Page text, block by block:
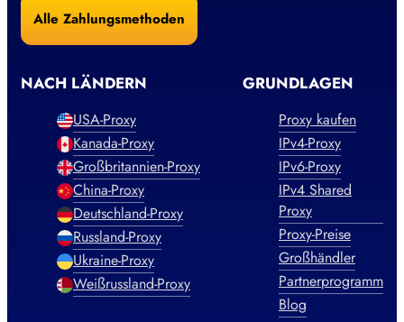
Alle Zahlungsmethoden
NACH LÄNDERN
USA-Proxy
Kanada-Proxy
Großbritannien-Proxy
China-Proxy
Deutschland-Proxy
Russland-Proxy
Ukraine-Proxy
Weißrussland-Proxy
GRUNDLAGEN
Proxy kaufen
IPv4-Proxy
IPv6-Proxy
IPv4 Shared
Proxy
Proxy-Preise
Großhändler
Partnerprogramm
Blog